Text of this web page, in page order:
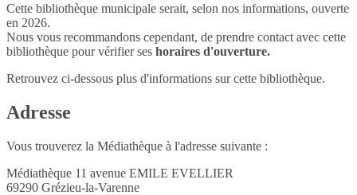
Cette bibliothèque municipale serait, selon nos informations, ouverte
en 2026.
Nous vous recommandons cependant, de prendre contact avec cette
bibliothèque pour vérifier ses horaires d'ouverture.
Retrouvez ci-dessous plus d'informations sur cette bibliothèque.
Adresse
Vous trouverez la Médiathèque à l'adresse suivante :
Médiathèque 11 avenue EMILE EVELLIER
69290 Grézieu-la-Varenne